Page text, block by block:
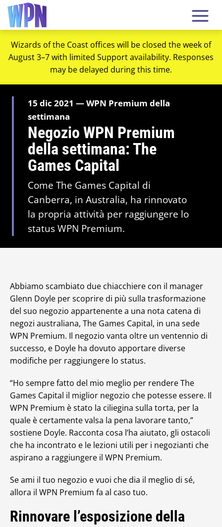
Wizards of the Coast offices will be closed the week of
August 3–7 with limited Support availability. Responses
may be delayed during this time.
15 dic 2021 — WPN Premium della
settimana
Negozio WPN Premium
della settimana: The
Games Capital
Come The Games Capital di
Canberra, in Australia, ha rinnovato
la propria attività per raggiungere lo
status WPN Premium.
Abbiamo scambiato due chiacchiere con il manager
Glenn Doyle per scoprire di più sulla trasformazione
del suo negozio appartenente a una nota catena di
negozi australiana, The Games Capital, in una sede
WPN Premium. Il negozio vanta oltre un ventennio di
successo, e Doyle ha dovuto apportare diverse
modifiche per raggiungere lo status.
“Ho sempre fatto del mio meglio per rendere The
Games Capital il miglior negozio che potesse essere. Il
WPN Premium è stato la ciliegina sulla torta, per la
quale è certamente valsa la pena lavorare tanto,”
sostiene Doyle. Racconta cosa l’ha aiutato, gli ostacoli
che ha incontrato e le lezioni utili per i negozianti che
aspirano a raggiungere il WPN Premium.
Se ami il tuo negozio e vuoi che dia il meglio di sé,
allora il WPN Premium fa al caso tuo.
Rinnovare l’esposizione della